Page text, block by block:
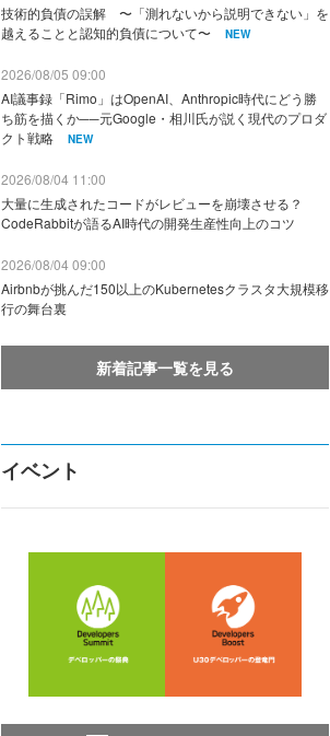
技術的負債の誤解 〜「測れないから説明できない」を
越えることと認知的負債について〜
NEW
2026/08/05 09:00
AI議事録「Rimo」はOpenAI、Anthropic時代にどう勝
ち筋を描くか──元Google・相川氏が説く現代のプロダ
クト戦略
NEW
2026/08/04 11:00
大量に生成されたコードがレビューを崩壊させる？
CodeRabbitが語るAI時代の開発生産性向上のコツ
2026/08/04 09:00
Airbnbが挑んだ150以上のKubernetesクラスタ大規模移
行の舞台裏
新着記事一覧を見る
イベント